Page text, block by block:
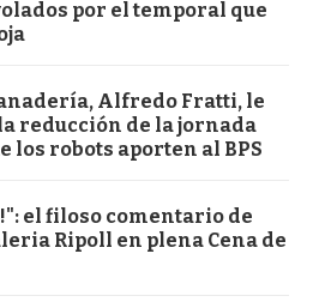
por el temporal que
Alfredo Fratti, le
reducción de la jornada
los robots aporten al BPS
el filoso comentario de
Ripoll en plena Cena de